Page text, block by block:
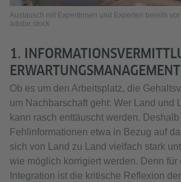
Austausch mit Expertinnen und Experten bereits
adobe.stock
1.
Ob es um den Arbeitsplatz, die
um Nachbarschaft geht: Wer Land und
kann rasch enttäuscht werden.
Fehlinformationen etwa in Bezug auf
sich von Land zu Land vielfach stark
wie möglich korrigiert werden. Denn für
Integration ist die kritische Reflexion